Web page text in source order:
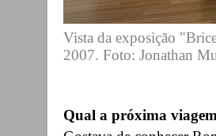
Vista da exposição
2007. Foto: Jonathan
Qual a próxima